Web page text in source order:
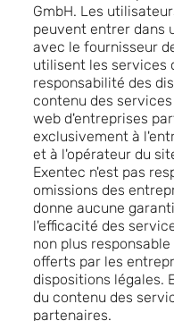
GmbH. Les
peuvent entrer dans
avec le fournisseur
utilisent les services
responsabilité des
contenu des
web d'entreprises
exclusivement à
et à l'opérateur du
Exentec n'est pas
omissions des
donne aucune
l'efficacité des
non plus
offerts par les
dispositions légales.
du contenu des
partenaires.